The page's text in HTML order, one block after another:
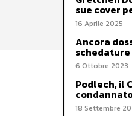
sue cover
16 Aprile 2025
Ancora
schedature
6 Ottobre 2023
Podlech, il
18 Settembre